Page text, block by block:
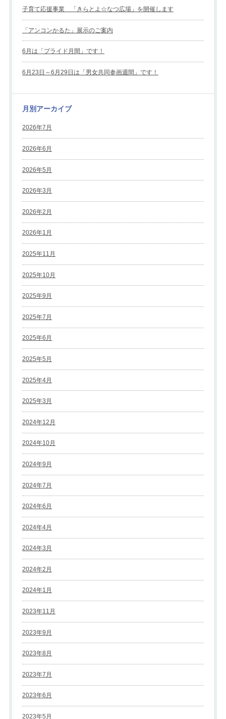
子育て応援事業 「きらとよ☆なつ広場」を開催します
「アンコンかるた」展示のご案内
6月は「プライド月間」です！
6月23日～6月29日は「男女共同参画週間」です！
月別アーカイブ
2026年7月
2026年6月
2026年5月
2026年3月
2026年2月
2026年1月
2025年11月
2025年10月
2025年9月
2025年7月
2025年6月
2025年5月
2025年4月
2025年3月
2024年12月
2024年10月
2024年9月
2024年7月
2024年6月
2024年4月
2024年3月
2024年2月
2024年1月
2023年11月
2023年9月
2023年8月
2023年7月
2023年6月
2023年5月